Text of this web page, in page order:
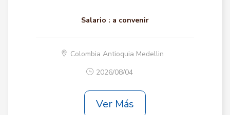
Salario : a convenir
Colombia Antioquia Medellin
2026/08/04
Ver Más